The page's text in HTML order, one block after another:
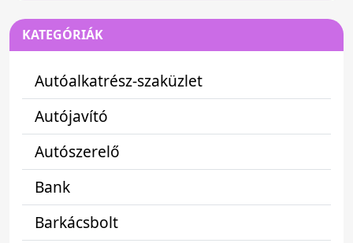
KATEGÓRIÁK
Autóalkatrész-szaküzlet
Autójavító
Autószerelő
Bank
Barkácsbolt